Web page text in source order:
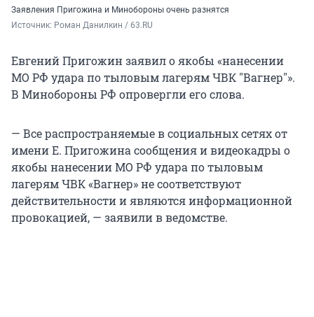
Заявления Пригожина и Минобороны очень разнятся
Источник: Роман Данилкин / 63.RU
Евгений Пригожин заявил о якобы «нанесении
МО РФ удара по тыловым лагерям ЧВК "Вагнер"».
В Минобороны РФ опровергли его слова.
— Все распространяемые в социальных сетях от
имени Е. Пригожина сообщения и видеокадры о
якобы нанесении МО РФ удара по тыловым
лагерям ЧВК «Вагнер» не соответствуют
действительности и являются информационной
провокацией, — заявили в ведомстве.